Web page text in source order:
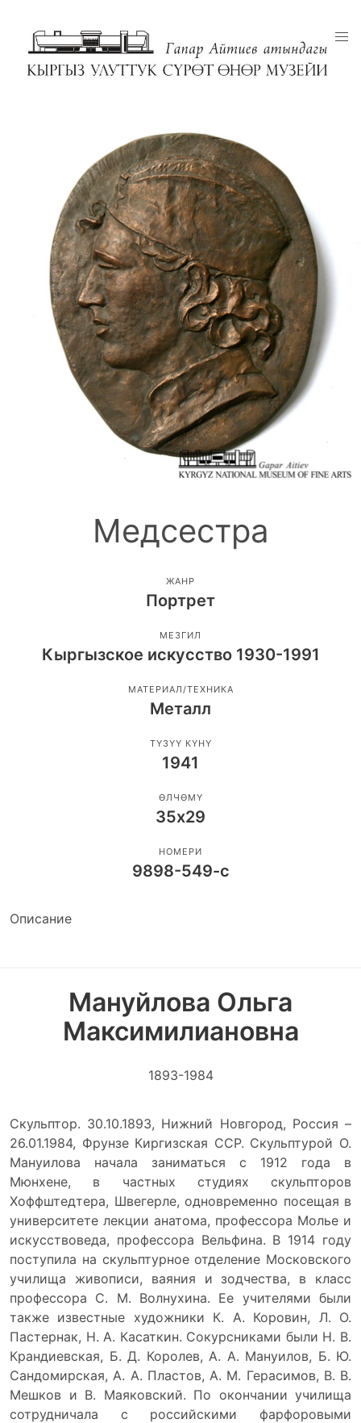
Медсестра
ЖАНР
Портрет
МЕЗГИЛ
Кыргызское искусство 1930-1991
МАТЕРИАЛ/ТЕХНИКА
Металл
ТҮЗҮҮ КҮНҮ
1941
ӨЛЧӨМҮ
35х29
НОМЕРИ
9898-549-с
Описание
Мануйлова Ольга
Максимилиановна
1893-1984
Скульптор. 30.10.1893, Нижний Новгород, Россия –
26.01.1984, Фрунзе Киргизская ССР. Скульптурой О.
Мануилова начала заниматься с 1912 года в
Мюнхене, в частных студиях скульпторов
Хоффштедтера, Швегерле, одновременно посещая в
университете лекции анатома, профессора Молье и
искусствоведа, профессора Вельфина. В 1914 году
поступила на скульптурное отделение Московского
училища живописи, ваяния и зодчества, в класс
профессора С. М. Волнухина. Ее учителями были
также известные художники К. А. Коровин, Л. О.
Пастернак, Н. А. Касаткин. Сокурсниками были Н. В.
Крандиевская, Б. Д. Королев, А. А. Мануилов, Б. Ю.
Сандомирская, А. А. Пластов, А. М. Герасимов, В. В.
Мешков и В. Маяковский. По окончании училища
сотрудничала с российскими фарфоровыми